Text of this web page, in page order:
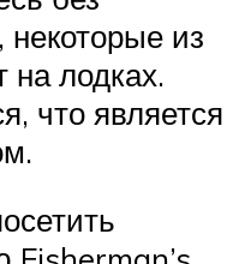
некоторые из
на лодках.
что является